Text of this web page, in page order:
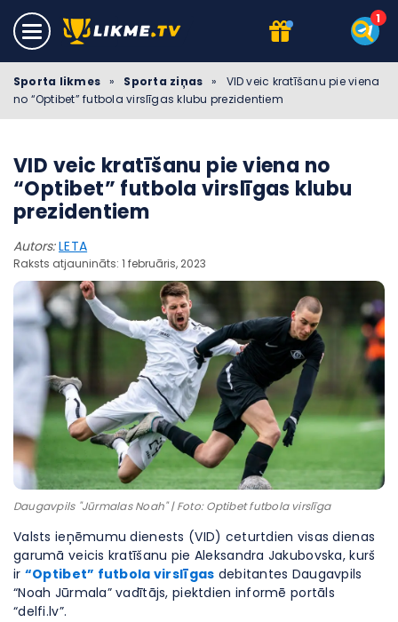
Sporta likmes » Sporta ziņas »
VID veic kratīšanu pie viena
no “Optibet” futbola virslīgas klubu prezidentiem
VID veic kratīšanu pie viena no
“Optibet” futbola virslīgas klubu
prezidentiem
Autors:LETA
Raksts atjaunināts: 1 februāris, 2023
Daugavpils "Jūrmalas Noah" | Foto: Optibet futbola virslīga
Valsts ieņēmumu dienests (VID) ceturtdien visas dienas
garumā veicis kratīšanu pie Aleksandra Jakubovska, kurš
ir “Optibet” futbola virslīgas debitantes Daugavpils
“Noah Jūrmala” vadītājs, piektdien informē portāls
“delfi.lv”.